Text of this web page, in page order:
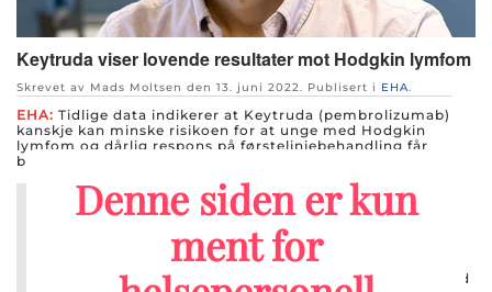
Keytruda viser lovende resultater mot Hodgkin lymfom
Skrevet av Mads Moltsen den 13. juni 2022 . Publisert i EHA
EHA: Tidlige data indikerer at Keytruda (pembrolizumab)
kanskje kan minske risikoen for at unge med Hodgkin
lymfom og dårlig respons på førstelinjebehandling får
behov for stråleterapi.
Quizartinib og kjemo-kombinasjon forlenger
overlevelsen markant ved AML
Skrevet av Signe Juul Kraft den 13. juni 2022 . Publisert i
Tilføyelsen av FLT3-hemmeren quizartinib til standard
Denne siden er kun
ment for